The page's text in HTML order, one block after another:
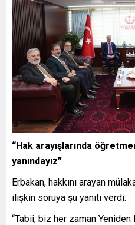
“Hak arayışlarında
yanındayız”
Erbakan, hakkını arayan
ilişkin soruya şu yanıtı verdi:
“Tabii, biz her zaman